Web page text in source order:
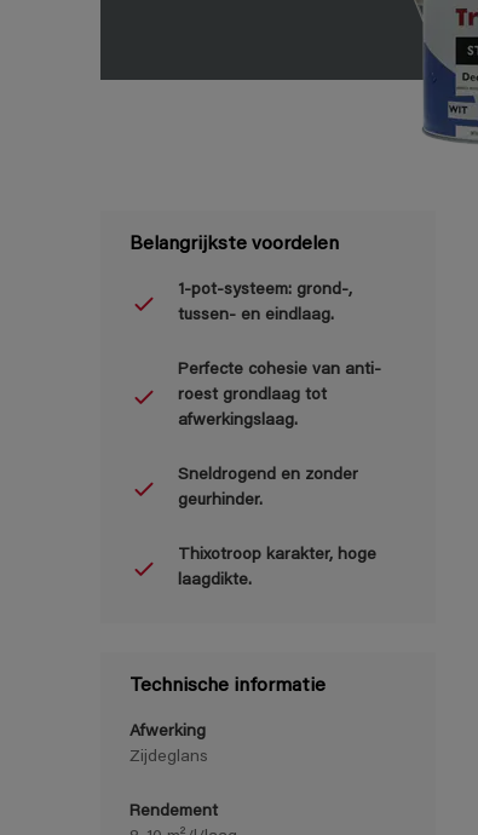
Belangrijkste voordelen
1-pot-systeem: grond-,
tussen- en eindlaag.
Perfecte cohesie van anti-
roest grondlaag tot
afwerkingslaag.
Sneldrogend en zonder
geurhinder.
Thixotroop karakter, hoge
laagdikte.
Technische informatie
Afwerking
Zijdeglans
Rendement